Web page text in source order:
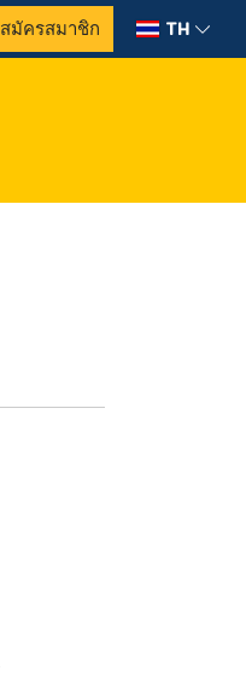
สมัครสมาชิก TH